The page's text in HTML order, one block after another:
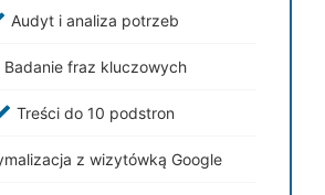
Audyt i analiza potrzeb
Badanie fraz kluczowych
Treści do 10 podstron
z wizytówką Google